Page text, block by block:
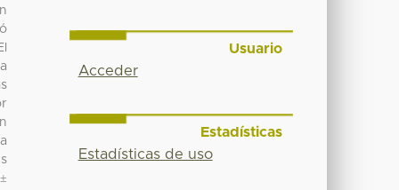
Usuario
Acceder
Estadísticas
Estadísticas de uso